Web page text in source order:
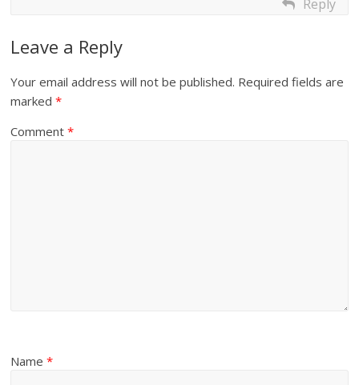
Reply
Leave a Reply
Your email address will not be published. Required fields are
marked*
Comment*
Name*